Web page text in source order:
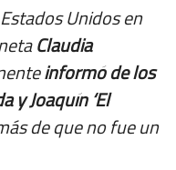
Unidos en
Claudia
informó de los
y Joaquín ‘El
de que no fue un